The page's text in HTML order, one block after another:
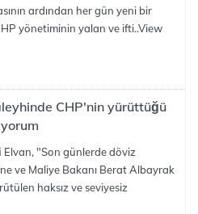
ardından her gün yeni bir
yönetiminin yalan ve ifti..View
CHP'nin yürüttüğü
Elvan, "Son günlerde döviz
ve Maliye Bakanı Berat Albayrak
haksız ve seviyesiz